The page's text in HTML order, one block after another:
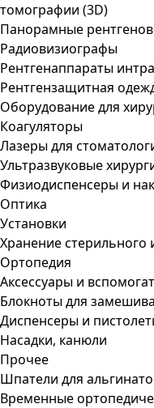
томографии (3D)
Панорамные
Радиовизиографы
Рентгенаппараты
Рентгензащитная
Оборудование для
Коагуляторы
Лазеры для
Ультразвуковые
Физиодиспенсеры и
Оптика
Установки
Хранение стерильного
Ортопедия
Аксессуары и
Блокноты для
Диспенсеры и
Насадки, канюли
Прочее
Шпатели для
Временные